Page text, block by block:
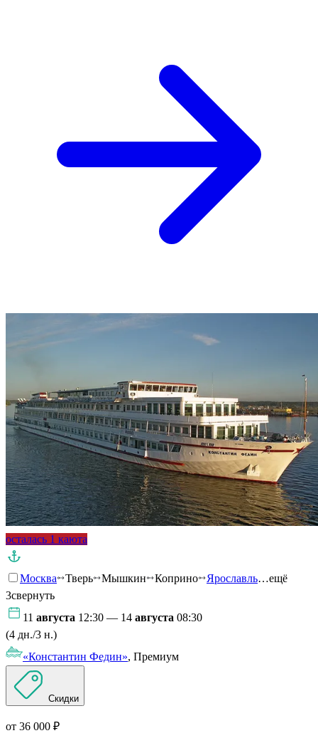
осталась 1 каюта
Москва Тверь Мышкин Коприно Ярославль…ещё
3свернуть
11 августа 12:30 — 14 августа 08:30
(4 дн./3 н.)
«Константин Федин», Премиум
Скидки
от 36 000 ₽